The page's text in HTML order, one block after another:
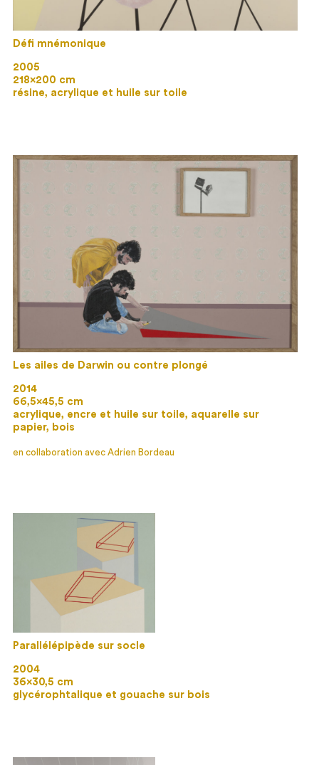
Défi mnémonique
2005
218×200 cm
résine, acrylique et huile sur toile
Les ailes de Darwin ou contre plongé
2014
66,5×45,5 cm
acrylique, encre et huile sur toile, aquarelle sur
papier, bois
en collaboration avec Adrien Bordeau
Parallélépipède sur socle
2004
36×30,5 cm
glycérophtalique et gouache sur bois